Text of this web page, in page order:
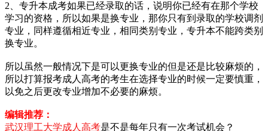
2、专升本成考如果已经录取的话，说明你已经有在那个学校
学习的资格，所以如果是换专业，那你只有到录取的学校调剂
专业，同样遵循相近专业，相同类别专业，专升本不能跨类别
换专业。
所以虽然一般情况下是可以更换专业的但是还是比较麻烦的，
所以打算报考成人高考的考生在选择专业的时候一定要慎重，
以免之后更改专业增加不必要的麻烦。
编辑推荐：
武汉理工大学成人高考是不是每年只有一次考试机会？